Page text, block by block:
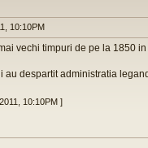
10:10PM
vechi timpuri de pe la 1850
au despartit administratia
10:10PM ]